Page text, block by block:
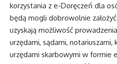
korzystania z e-Doręczeń dla
będą mogli dobrowolnie
uzyskają możliwość
urzędami, sądami, notariuszami,
urzędami skarbowymi w formie